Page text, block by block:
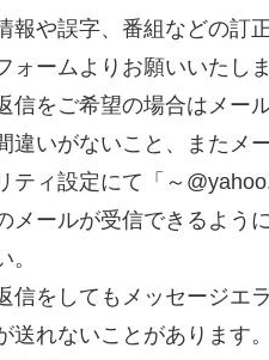
報や誤字、番組などの訂
ォームよりお願いいたしま
信をご希望の場合はメー
違いがないこと、またメ
ティ設定にて「～
メールが受信できるよう
。
信をしてもメッセージエ
送れないことがあります。